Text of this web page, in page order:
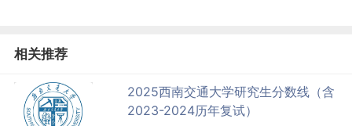
相关推荐
2025西南交通大学研究生分数线（含
2023-2024历年复试）